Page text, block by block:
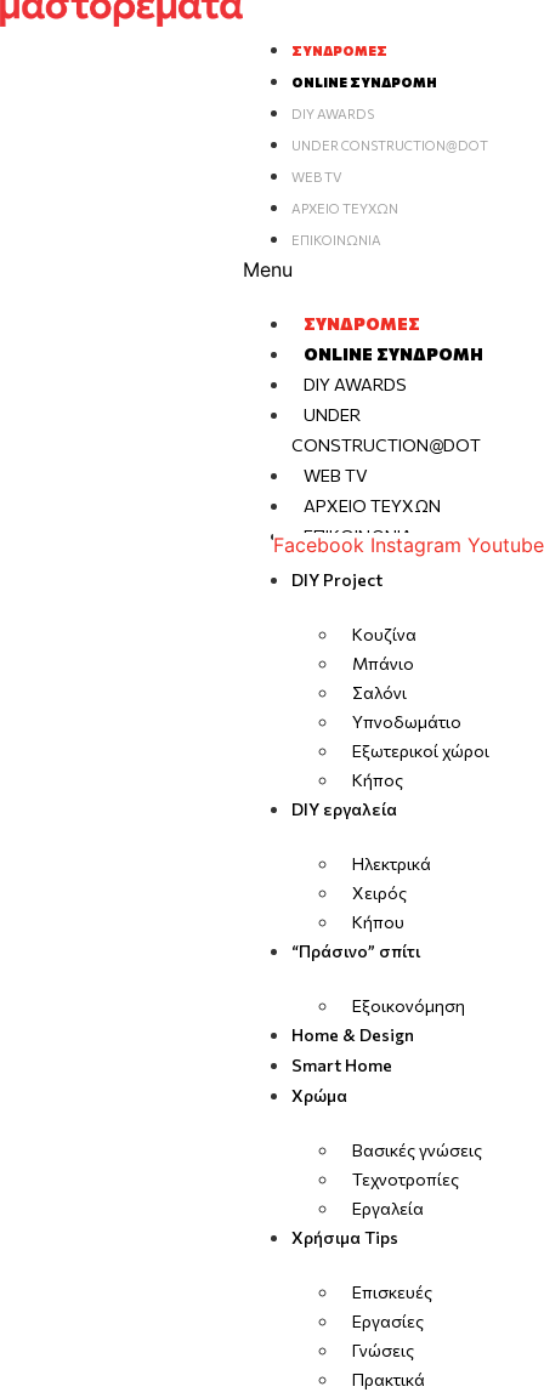
ΣΥΝΔΡΟΜΈΣ
ONLINE ΣΥΝΔΡΟΜΉ
DIY AWARDS
UNDER CONSTRUCTION@DOT
WEB TV
ΑΡΧΕΊΟ ΤΕΥΧΏΝ
ΕΠΙΚΟΙΝΩΝΊΑ
Menu
ΣΥΝΔΡΟΜΈΣ
ONLINE ΣΥΝΔΡΟΜΉ
DIY AWARDS
UNDER
CONSTRUCTION@DOT
WEB TV
ΑΡΧΕΊΟ ΤΕΥΧΏΝ
ΕΠΙΚΟΙΝΩΝΊΑ
Facebook Instagram Youtube
DIY Project
Κουζίνα
Μπάνιο
Σαλόνι
Υπνοδωμάτιο
Εξωτερικοί χώροι
Κήπος
DIY εργαλεία
Ηλεκτρικά
Χειρός
Κήπου
“Πράσινο” σπίτι
Εξοικονόμηση
Home & Design
Smart Home
Χρώμα
Βασικές γνώσεις
Τεχνοτροπίες
Εργαλεία
Χρήσιμα Tips
Επισκευές
Εργασίες
Γνώσεις
Πρακτικά